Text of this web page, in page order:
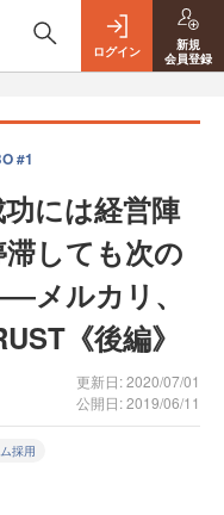
ログイン
新規
会員登録
#1
功には経営陣
しても次の
メルカリ、
《後編》
更新日: 2020/07/01
公開日: 2019/06/11
採用